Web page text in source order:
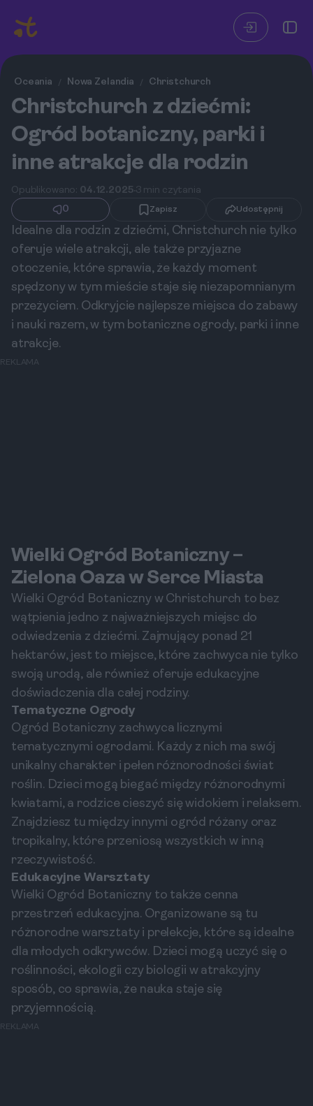
Oceania / Nowa Zelandia / Christchurch
Christchurch z dziećmi:
Ogród botaniczny, parki i
inne atrakcje dla rodzin
Opublikowano: 04.12.2025 3 min czytania
0
Zapisz Udostępnij
Idealne dla rodzin z dziećmi, Christchurch nie tylko
oferuje wiele atrakcji, ale także przyjazne
otoczenie, które sprawia, że każdy moment
spędzony w tym mieście staje się niezapomnianym
przeżyciem. Odkryjcie najlepsze miejsca do zabawy
i nauki razem, w tym botaniczne ogrody, parki i inne
atrakcje.
REKLAMA
Wielki Ogród Botaniczny –
Zielona Oaza w Serce Miasta
Wielki Ogród Botaniczny w Christchurch to bez
wątpienia jedno z najważniejszych miejsc do
odwiedzenia z dziećmi. Zajmujący ponad 21
hektarów, jest to miejsce, które zachwyca nie tylko
swoją urodą, ale również oferuje edukacyjne
doświadczenia dla całej rodziny.
Tematyczne Ogrody
Ogród Botaniczny zachwyca licznymi
tematycznymi ogrodami. Każdy z nich ma swój
unikalny charakter i pełen różnorodności świat
roślin. Dzieci mogą biegać między różnorodnymi
kwiatami, a rodzice cieszyć się widokiem i relaksem.
Znajdziesz tu między innymi ogród różany oraz
tropikalny, które przeniosą wszystkich w inną
rzeczywistość.
Edukacyjne Warsztaty
Wielki Ogród Botaniczny to także cenna
przestrzeń edukacyjna. Organizowane są tu
różnorodne warsztaty i prelekcje, które są idealne
dla młodych odkrywców. Dzieci mogą uczyć się o
roślinności, ekologii czy biologii w atrakcyjny
sposób, co sprawia, że nauka staje się
przyjemnością.
REKLAMA